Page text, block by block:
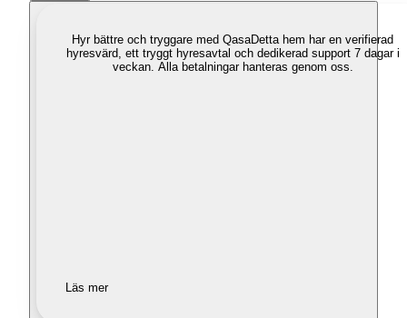
Hyr bättre och tryggare med QasaDetta hem har en verifierad
hyresvärd, ett tryggt hyresavtal och dedikerad support 7 dagar i
veckan. Alla betalningar hanteras genom oss.
Läs mer